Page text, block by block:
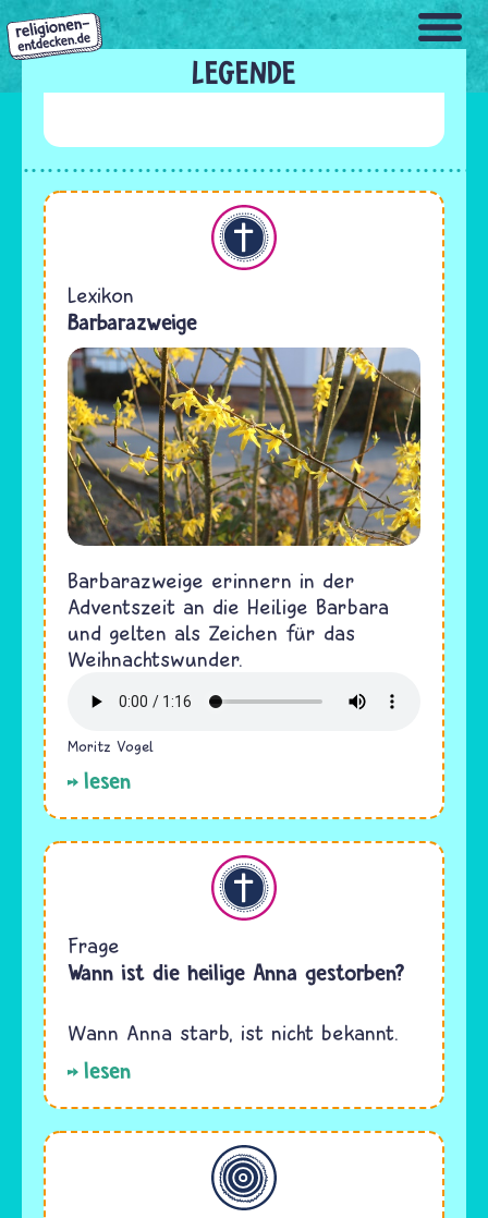
Direkt
zum
Inhalt
LEGENDE
Christentum
Lexikon
Barbarazweige
Barbarazweige erinnern in der
Adventszeit an die Heilige Barbara
und gelten als Zeichen für das
Weihnachtswunder.
Moritz Vogel
lesen
Christentum
Frage
Wann ist die heilige Anna gestorben?
Wann Anna starb, ist nicht bekannt.
lesen
Allgemein